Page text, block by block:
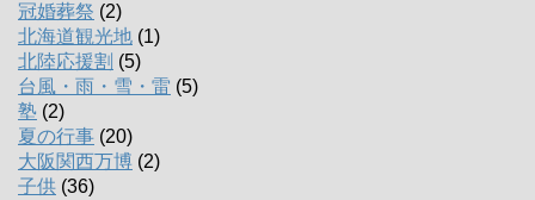
冠婚葬祭 (2)
北海道観光地 (1)
北陸応援割 (5)
台風・雨・雪・雷 (5)
塾 (2)
夏の行事 (20)
大阪関西万博 (2)
子供 (36)